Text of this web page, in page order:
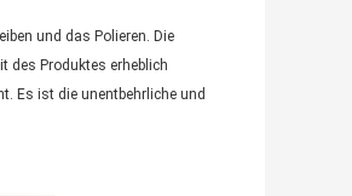
und das Polieren. Die
des Produktes erheblich
Es ist die unentbehrliche und